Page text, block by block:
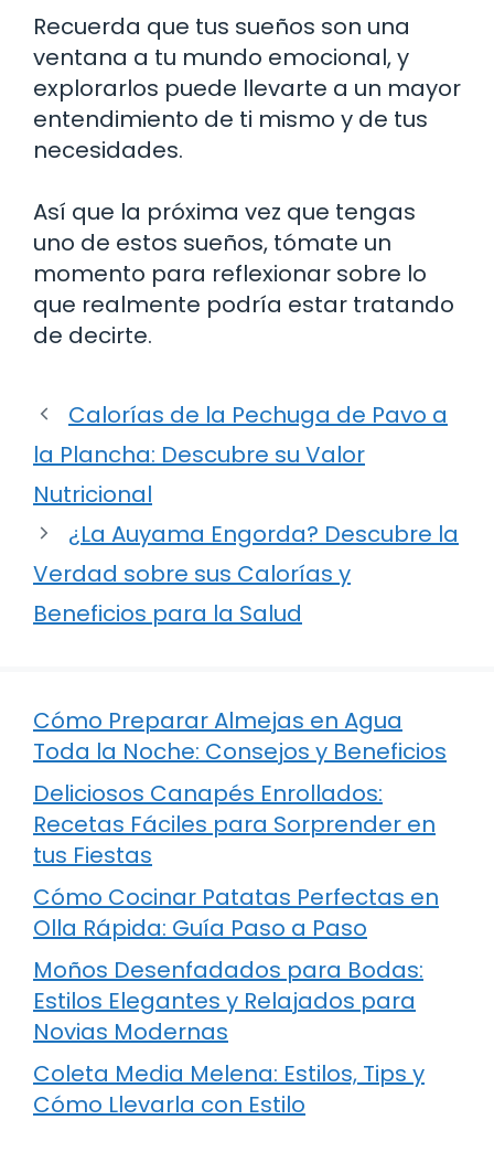
Recuerda que tus sueños son una
ventana a tu mundo emocional, y
explorarlos puede llevarte a un mayor
entendimiento de ti mismo y de tus
necesidades.
Así que la próxima vez que tengas
uno de estos sueños, tómate un
momento para reflexionar sobre lo
que realmente podría estar tratando
de decirte.
Calorías de la Pechuga de Pavo a
la Plancha: Descubre su Valor
Nutricional
¿La Auyama Engorda? Descubre la
Verdad sobre sus Calorías y
Beneficios para la Salud
Cómo Preparar Almejas en Agua
Toda la Noche: Consejos y Beneficios
Deliciosos Canapés Enrollados:
Recetas Fáciles para Sorprender en
tus Fiestas
Cómo Cocinar Patatas Perfectas en
Olla Rápida: Guía Paso a Paso
Moños Desenfadados para Bodas:
Estilos Elegantes y Relajados para
Novias Modernas
Coleta Media Melena: Estilos, Tips y
Cómo Llevarla con Estilo